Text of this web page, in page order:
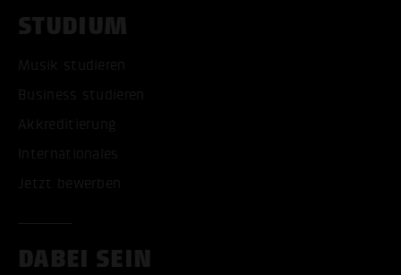
STUDIUM
Musik studieren
Business studieren
Akkreditierung
Internationales
Jetzt bewerben
DABEI SEIN